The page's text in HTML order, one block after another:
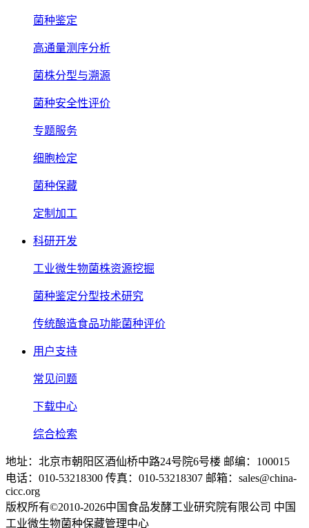
菌种鉴定
高通量测序分析
菌株分型与溯源
菌种安全性评价
专题服务
细胞检定
菌种保藏
定制加工
科研开发
工业微生物菌株资源挖掘
菌种鉴定分型技术研究
传统酿造食品功能菌种评价
用户支持
常见问题
下载中心
综合检索
地址：北京市朝阳区酒仙桥中路24号院6号楼 邮编：100015
电话：010-53218300 传真：010-53218307 邮箱：sales@china-
cicc.org
版权所有©2010-2026中国食品发酵工业研究院有限公司 中国
工业微生物菌种保藏管理中心